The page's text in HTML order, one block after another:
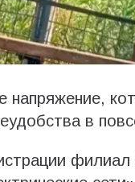
напряжение,
в